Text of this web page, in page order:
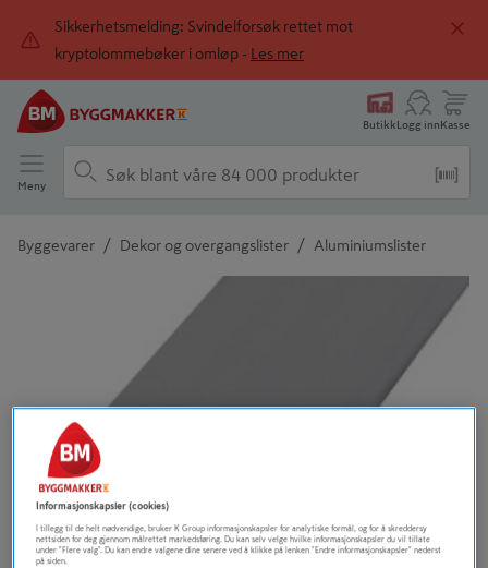
Sikkerhetsmelding: Svindelforsøk rettet mot
kryptolommebøker i omløp -
Les mer
ButikkLogg innKasse
Meny
Byggevarer / Dekor og overgangslister / Aluminiumslister
Detaljert beskrivelse finnes i produktbeskrivelsen
Informasjonskapsler (cookies)
I tillegg til de helt nødvendige, bruker K Group informasjonskapsler for analytiske formål, og for å skreddersy
nettsiden for deg gjennom målrettet markedsføring. Du kan selv velge hvilke informasjonskapsler du vil tillate
under "Flere valg". Du kan endre valgene dine senere ved å klikke på lenken "Endre informasjonskapsler" nederst
på siden.